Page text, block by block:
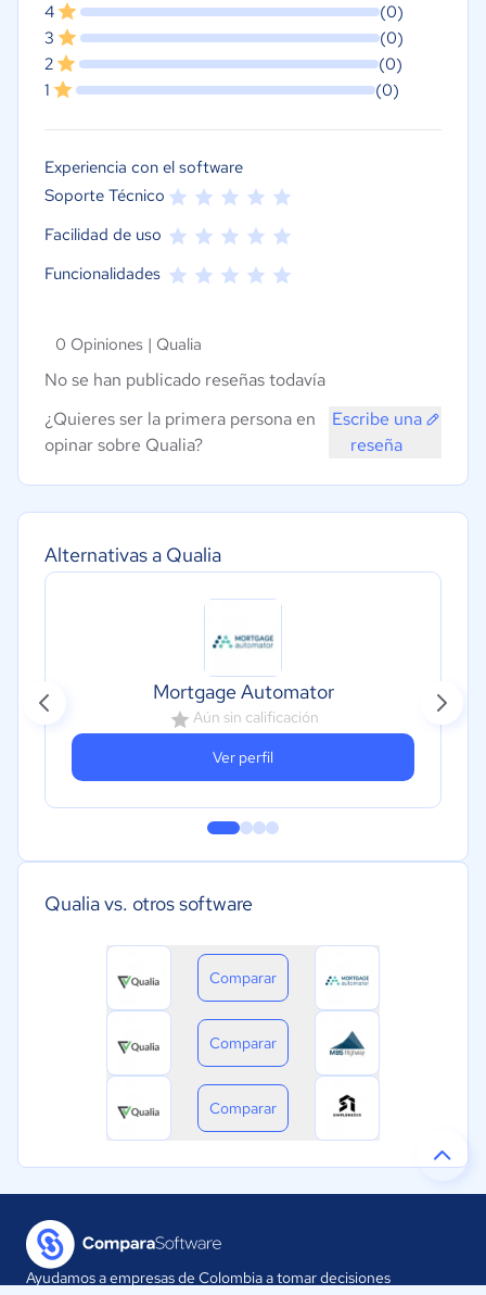
Alternativas a Qualia
Mortgage Automator
Aún sin calificación
Ver perfil
Qualia vs. otros software
Comparar
Comparar
Comparar
4
(0)
3
(0)
2
(0)
1
(0)
Experiencia con el software
Soporte Técnico
Facilidad de uso
Funcionalidades
0 Opiniones | Qualia
No se han publicado reseñas todavía
¿Quieres ser la primera persona en
opinar sobre Qualia?
Escribe una
reseña
Ayudamos a empresas de Colombia a tomar decisiones